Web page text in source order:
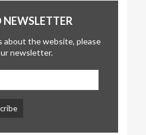
NEWSLETTER
the website, please
newsletter.